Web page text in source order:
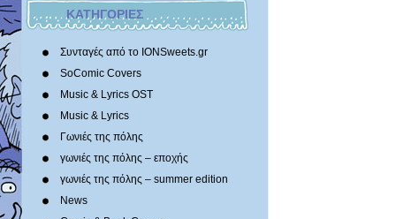
ΚΑΤΗΓΟΡΙΕΣ
Συνταγές από το IONSweets.gr
SoComic Covers
Music & Lyrics OST
Music & Lyrics
Γωνιές της πόλης
γωνιές της πόλης – εποχής
γωνιές της πόλης – summer edition
News